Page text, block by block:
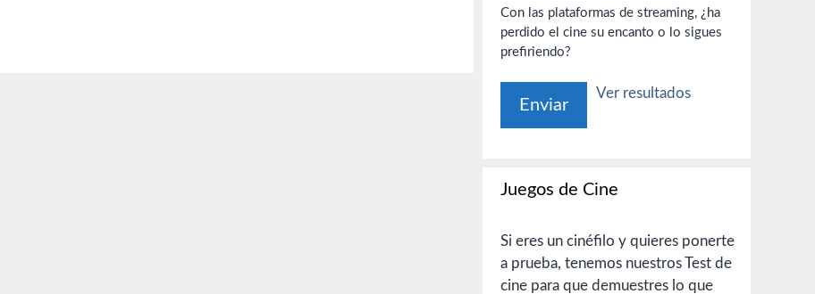
Con las plataformas de streaming, ¿ha
perdido el cine su encanto o lo sigues
prefiriendo?
Ver resultados
Juegos de Cine
Si eres un cinéfilo y quieres ponerte
a prueba, tenemos nuestros Test de
cine para que demuestres lo que